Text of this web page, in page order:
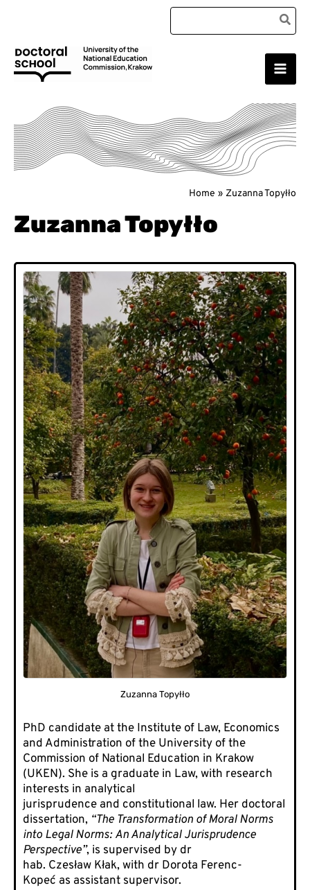
content
Search
for:
Main
Home Zuzanna Topyłło
Zuzanna Topyłło
Zuzanna Topyłło
PhD candidate at the Institute of Law, Economics
and Administration of the University of the
Commission of National Education in Krakow
(UKEN). She is a graduate in Law, with research
interests in analytical
jurisprudence and constitutional law. Her doctoral
dissertation, “The Transformation of Moral Norms
into Legal Norms: An Analytical Jurisprudence
Perspective”, is supervised by dr
hab. Czesław Kłak, with dr Dorota Ferenc-
Kopeć as assistant supervisor.